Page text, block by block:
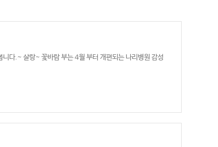
다.~ 살랑~ 꽃바람 부는 4월 부터 개편되는 나리병원 감성